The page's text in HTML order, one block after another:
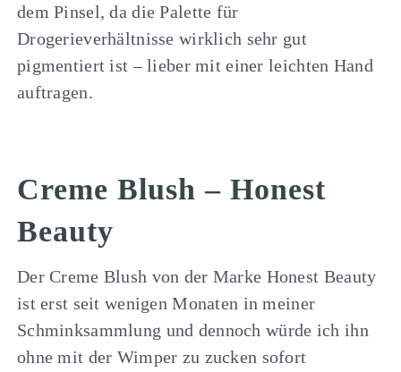
dem Pinsel, da die Palette für
Drogerieverhältnisse wirklich sehr gut
pigmentiert ist – lieber mit einer leichten Hand
auftragen.
Creme Blush – Honest
Beauty
Der Creme Blush von der Marke Honest Beauty
ist erst seit wenigen Monaten in meiner
Schminksammlung und dennoch würde ich ihn
ohne mit der Wimper zu zucken sofort